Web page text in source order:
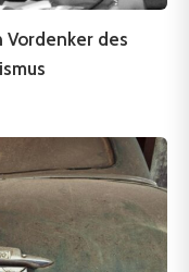
Vordenker des